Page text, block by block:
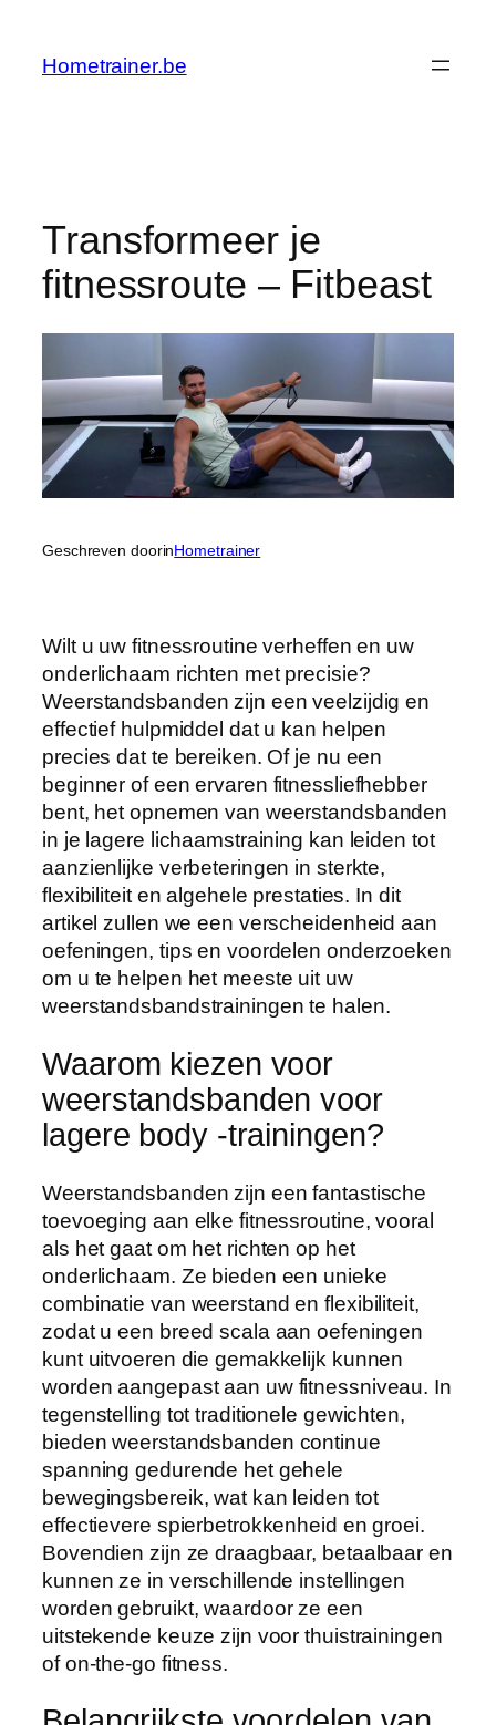
Hometrainer.be
Transformeer je
fitnessroute – Fitbeast
Geschreven doorinHometrainer
Wilt u uw fitnessroutine verheffen en uw
onderlichaam richten met precisie?
Weerstandsbanden zijn een veelzijdig en
effectief hulpmiddel dat u kan helpen
precies dat te bereiken. Of je nu een
beginner of een ervaren fitnessliefhebber
bent, het opnemen van weerstandsbanden
in je lagere lichaamstraining kan leiden tot
aanzienlijke verbeteringen in sterkte,
flexibiliteit en algehele prestaties. In dit
artikel zullen we een verscheidenheid aan
oefeningen, tips en voordelen onderzoeken
om u te helpen het meeste uit uw
weerstandsbandstrainingen te halen.
Waarom kiezen voor
weerstandsbanden voor
lagere body -trainingen?
Weerstandsbanden zijn een fantastische
toevoeging aan elke fitnessroutine, vooral
als het gaat om het richten op het
onderlichaam. Ze bieden een unieke
combinatie van weerstand en flexibiliteit,
zodat u een breed scala aan oefeningen
kunt uitvoeren die gemakkelijk kunnen
worden aangepast aan uw fitnessniveau. In
tegenstelling tot traditionele gewichten,
bieden weerstandsbanden continue
spanning gedurende het gehele
bewegingsbereik, wat kan leiden tot
effectievere spierbetrokkenheid en groei.
Bovendien zijn ze draagbaar, betaalbaar en
kunnen ze in verschillende instellingen
worden gebruikt, waardoor ze een
uitstekende keuze zijn voor thuistrainingen
of on-the-go fitness.